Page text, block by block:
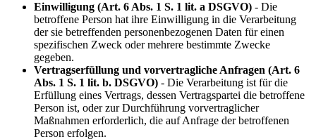
Einwilligung (Art. 6 Abs. 1 S. 1 lit. a DSGVO) - Die
betroffene Person hat ihre Einwilligung in die Verarbeitung
der sie betreffenden personenbezogenen Daten für einen
spezifischen Zweck oder mehrere bestimmte Zwecke
gegeben.
Vertragserfüllung und vorvertragliche Anfragen (Art. 6
Abs. 1 S. 1 lit. b. DSGVO) - Die Verarbeitung ist für die
Erfüllung eines Vertrags, dessen Vertragspartei die betroffene
Person ist, oder zur Durchführung vorvertraglicher
Maßnahmen erforderlich, die auf Anfrage der betroffenen
Person erfolgen.